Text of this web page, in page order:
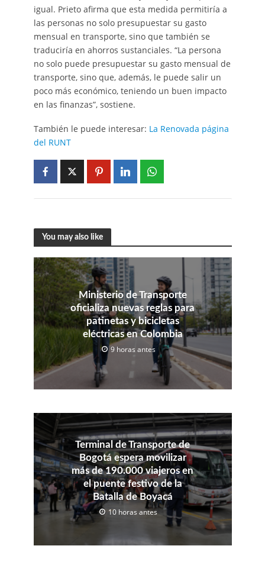
igual. Prieto afirma que esta medida permitiría a
las personas no solo presupuestar su gasto
mensual en transporte, sino que también se
traduciría en ahorros sustanciales. “La persona
no solo puede presupuestar su gasto mensual de
transporte, sino que, además, le puede salir un
poco más económico, teniendo un buen impacto
en las finanzas”, sostiene.
También le puede interesar: La Renovada página
del RUNT
You may also like
Ministerio de Transporte
oficializa nuevas reglas para
patinetas y bicicletas
eléctricas en Colombia
9 horas antes
Terminal de Transporte de
Bogotá espera movilizar
más de 190.000 viajeros en
el puente festivo de la
Batalla de Boyacá
10 horas antes